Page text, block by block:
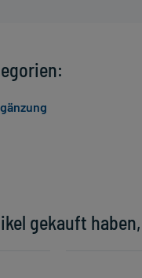
gekauft